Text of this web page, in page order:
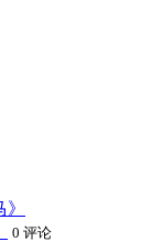
0 评论